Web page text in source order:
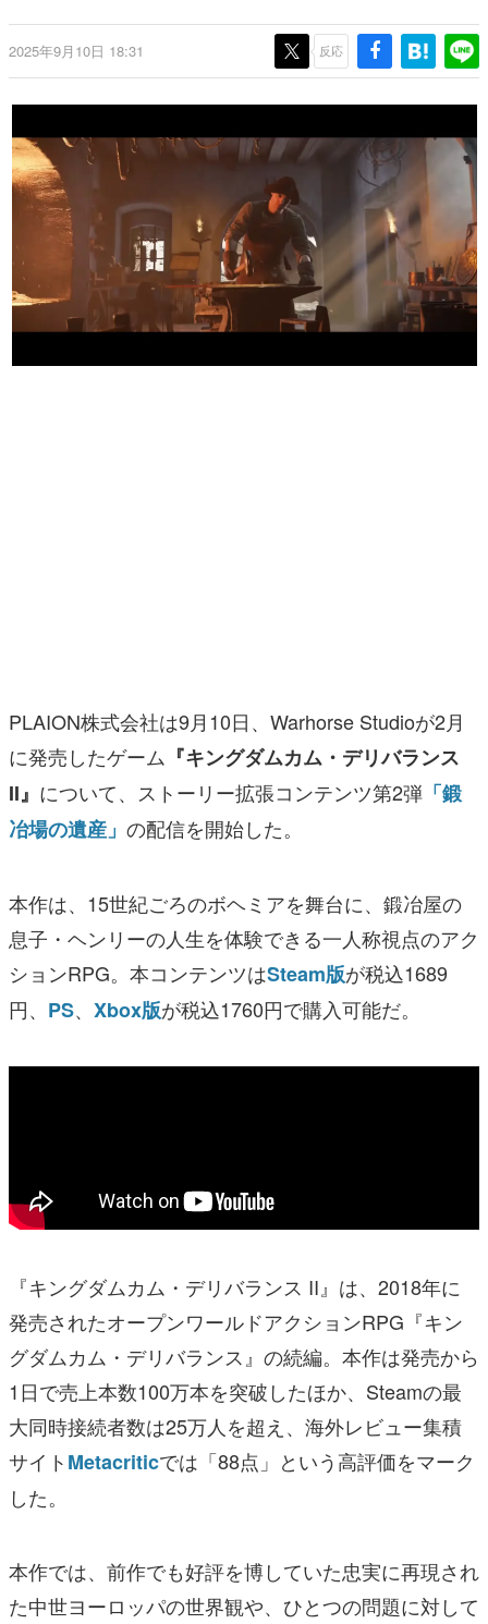
ゲーム世代の作家たち
ゲームに多大な影響を受けた作家さんに取材し、ゲームが
日本のコンテンツ産業やカルチャーに与えた影響を探る企
画です。
日本のモバイルゲーム史における主要なトピック・タイト
ルを網羅するほか、開発者へのインタビューや識者による
解説を掲載。約20年の歴史が一望できる決定版！
若ゲのいたり〜ゲームクリエイターの青春〜
『うつヌケ』『ペンと箸』等で知られるマンガ家・田中圭
一先生によるゲーム業界レポートマンガです。
なんでゲームは面白い？
ゲーム開発者・hamatsu氏がゲームの魅力を画面や操作の
具体的な形から解き明かしていく、硬派で骨太な評論連載
その他
電ファミニコゲーマーとは？
運営：株式会社マレ
2025年9月10日 18:31 反応
PLAION株式会社は9月10日、Warhorse Studioが2月
に発売したゲーム 『キングダムカム・デリバランス
II』 について、ストーリー拡張コンテンツ第2弾 「鍛
冶場の遺産」 の配信を開始した。
本作は、15世紀ごろのボヘミアを舞台に、鍛冶屋の
息子・ヘンリーの人生を体験できる一人称視点のアク
ションRPG。本コンテンツはSteam版が税込1689
円、 PS、 Xbox版が税込1760円で購入可能だ。
『キングダムカム・デリバランス II』は、2018年に
発売されたオープンワールドアクションRPG『キン
グダムカム・デリバランス』の続編。本作は発売から
1日で売上本数100万本を突破したほか、Steamの最
大同時接続者数は25万人を超え、海外レビュー集積
サイトMetacriticでは「88点」という高評価をマーク
した。
本作では、前作でも好評を博していた忠実に再現され
た中世ヨーロッパの世界観や、ひとつの問題に対して